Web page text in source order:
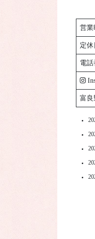
営業
定休
電
富良